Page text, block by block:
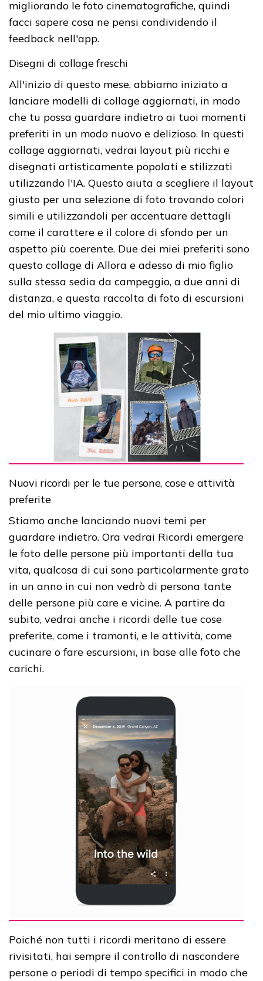
migliorando le foto cinematografiche, quindi
facci sapere cosa ne pensi condividendo il
feedback nell'app.
Disegni di collage freschi
All'inizio di questo mese, abbiamo iniziato a
lanciare modelli di collage aggiornati, in modo
che tu possa guardare indietro ai tuoi momenti
preferiti in un modo nuovo e delizioso. In questi
collage aggiornati, vedrai layout più ricchi e
disegnati artisticamente popolati e stilizzati
utilizzando l'IA. Questo aiuta a scegliere il layout
giusto per una selezione di foto trovando colori
simili e utilizzandoli per accentuare dettagli
come il carattere e il colore di sfondo per un
aspetto più coerente. Due dei miei preferiti sono
questo collage di Allora e adesso di mio figlio
sulla stessa sedia da campeggio, a due anni di
distanza, e questa raccolta di foto di escursioni
del mio ultimo viaggio.
Nuovi ricordi per le tue persone, cose e attività
preferite
Stiamo anche lanciando nuovi temi per
guardare indietro. Ora vedrai Ricordi emergere
le foto delle persone più importanti della tua
vita, qualcosa di cui sono particolarmente grato
in un anno in cui non vedrò di persona tante
delle persone più care e vicine. A partire da
subito, vedrai anche i ricordi delle tue cose
preferite, come i tramonti, e le attività, come
cucinare o fare escursioni, in base alle foto che
carichi.
Poiché non tutti i ricordi meritano di essere
rivisitati, hai sempre il controllo di nascondere
persone o periodi di tempo specifici in modo che